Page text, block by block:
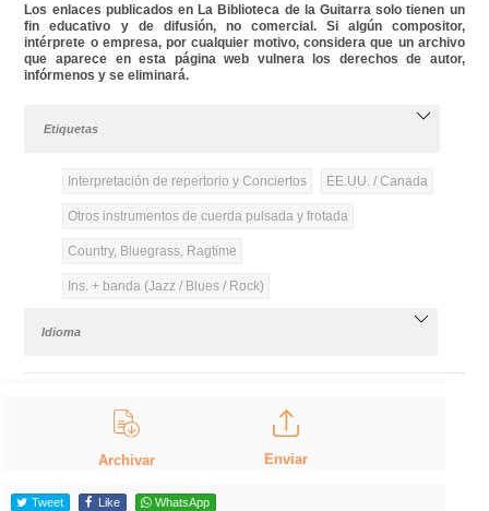
Los enlaces publicados en La Biblioteca de la Guitarra solo tienen un
fin educativo y de difusión, no comercial. Si algún compositor,
intérprete o empresa, por cualquier motivo, considera que un archivo
que aparece en esta página web vulnera los derechos de autor,
infórmenos y se eliminará.
Etiquetas
Interpretación de repertorio y Conciertos EE.UU. / Canada
Otros instrumentos de cuerda pulsada y frotada
Country, Bluegrass, Ragtime
Ins. + banda (Jazz / Blues / Rock)
Idioma
Archivar Enviar
Tweet Like WhatsApp